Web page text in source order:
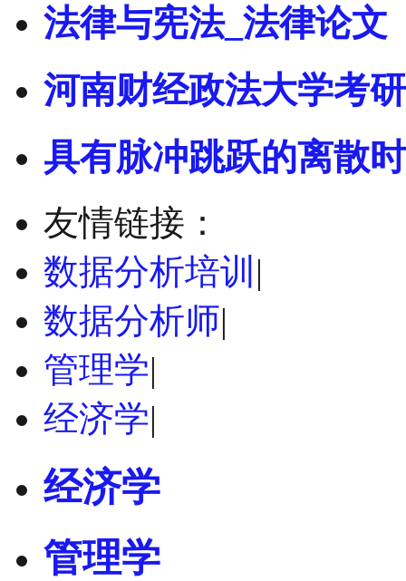
法律与宪法_法律论文
河南财经政法大学考
具有脉冲跳跃的离散
友情链接：
数据分析培训 |
数据分析师|
管理学|
经济学|
经济学
管理学